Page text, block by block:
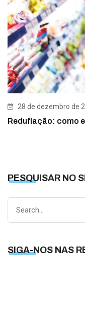
28 de dezembro de
Reduflação: como
PESQUISAR NO
SIGA-NOS NAS